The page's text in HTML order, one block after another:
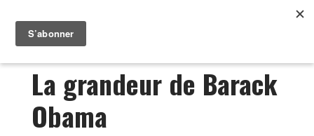
La grandeur de Barack
Obama